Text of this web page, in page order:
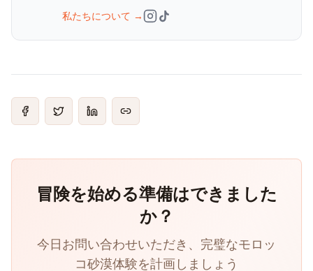
私たちについて →
冒険を始める準備はできました
か？
今日お問い合わせいただき、完璧なモロッ
コ砂漠体験を計画しましょう